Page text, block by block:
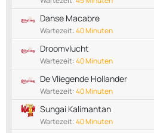
Danse Macabre
Wartezeit:40 Minuten
Droomvlucht
Wartezeit:40 Minuten
De Vliegende Hollander
Wartezeit:40 Minuten
Sungai Kalimantan
Wartezeit:40 Minuten